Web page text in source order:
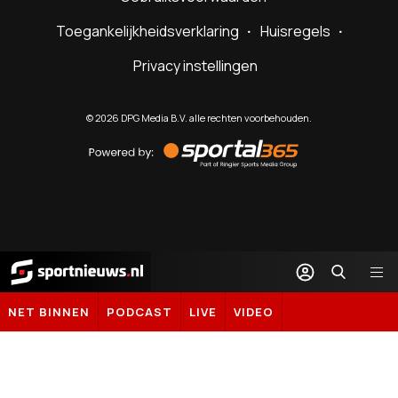
Toegankelijkheidsverklaring
Huisregels
Privacy instellingen
©2026 DPG Media B.V. alle rechten voorbehouden.
by
Sportal365
Sportnieuws.nl
NET BINNEN PODCAST LIVE VIDEO